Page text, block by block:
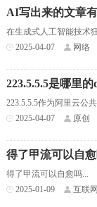
AI写出来的文章
在生成式人工智能技术
2025-04-07
网络
223.5.5.5是哪里的
223.5.5.5作为阿里云公
2025-04-07
原创
得了甲流可以自
得了甲流可以自愈吗...
2025-01-09
互联网